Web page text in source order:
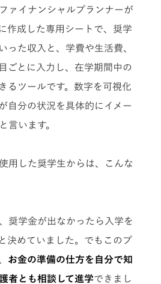
ァイナンシャルプランナーが
作成した専用シートで、奨学
った収入と、学費や生活費、
ごとに入力し、在学期間中の
るツールです。数字を可視化
自分の状況を具体的にイメー
言います。
用した奨学生からは、こんな
奨学金が出なかったら入学を
決めていました。でもこのプ
お金の準備の仕方を自分で知
者とも相談して進学できまし